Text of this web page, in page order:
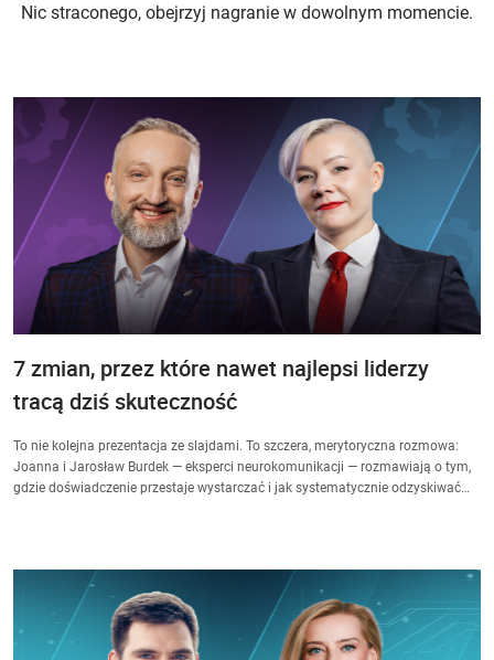
Nic straconego, obejrzyj nagranie w dowolnym momencie.
7 zmian, przez które nawet najlepsi liderzy
tracą dziś skuteczność
To nie kolejna prezentacja ze slajdami. To szczera, merytoryczna rozmowa:
Joanna i Jarosław Burdek — eksperci neurokomunikacji — rozmawiają o tym,
gdzie doświadczenie przestaje wystarczać i jak systematycznie odzyskiwać